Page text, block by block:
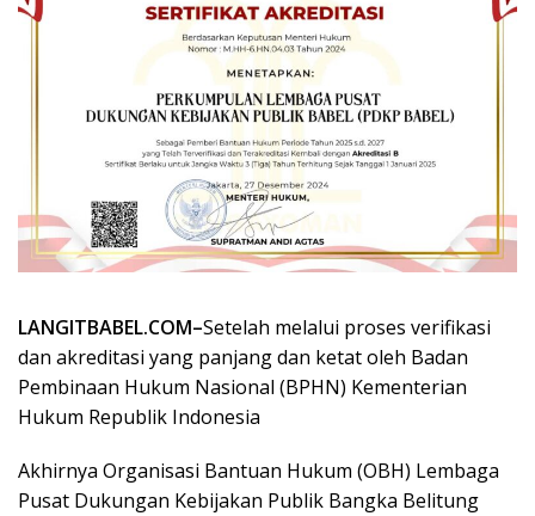
LANGITBABEL.COM–Setelah melalui proses verifikasi
dan akreditasi yang panjang dan ketat oleh Badan
Pembinaan Hukum Nasional (BPHN) Kementerian
Hukum Republik Indonesia
Akhirnya Organisasi Bantuan Hukum (OBH) Lembaga
Pusat Dukungan Kebijakan Publik Bangka Belitung